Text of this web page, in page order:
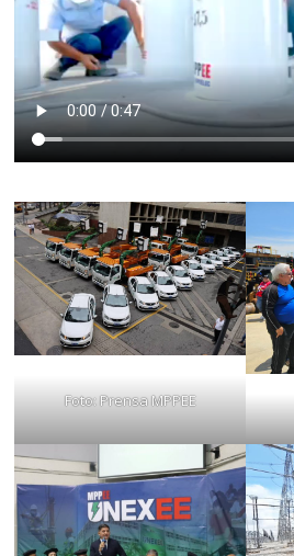
Foto: Prensa MPPEE